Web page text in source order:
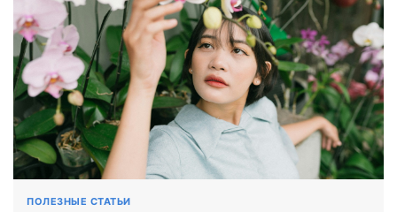
ПОЛЕЗНЫЕ СТАТЬИ